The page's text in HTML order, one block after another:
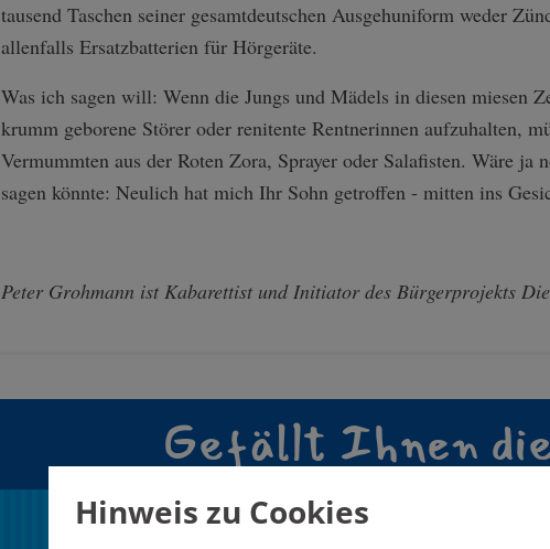
tausend Taschen seiner gesamtdeutschen Ausgehuniform weder
allenfalls Ersatzbatterien für Hörgeräte.
Was ich sagen will: Wenn die Jungs und Mädels in diesen miesen
krumm geborene Störer oder renitente Rentnerinnen aufzuhalten,
Vermummten aus der Roten Zora, Sprayer oder Salafisten. Wäre ja
sagen könnte: Neulich hat mich Ihr Sohn getroffen - mitten ins
Peter Grohmann ist Kabarettist und Initiator des Bürgerprojekts
Gefällt Ihnen
Unterstützen Sie
Hinweis zu Cookies